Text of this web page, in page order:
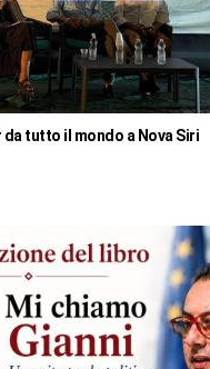
tutto il mondo a Nova Siri